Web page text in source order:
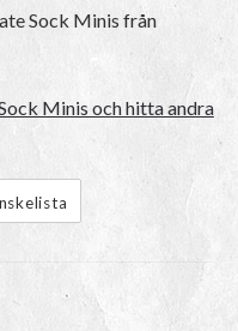
Sock Minis från
Minis och hitta andra